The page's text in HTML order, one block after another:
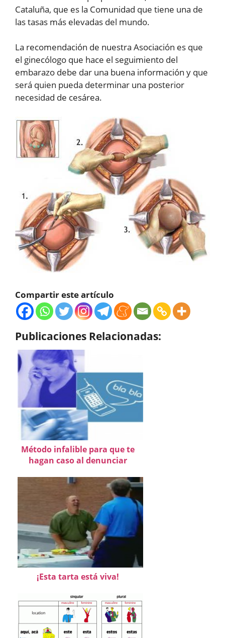
Cataluña, que es la Comunidad que tiene una de
las tasas más elevadas del mundo.
La recomendación de nuestra Asociación es que
el ginecólogo que hace el seguimiento del
embarazo debe dar una buena información y que
será quien pueda determinar una posterior
necesidad de cesárea.
Compartir este artículo
Publicaciones Relacionadas:
Método infalible para que te
hagan caso al denunciar
¡Esta tarta está viva!